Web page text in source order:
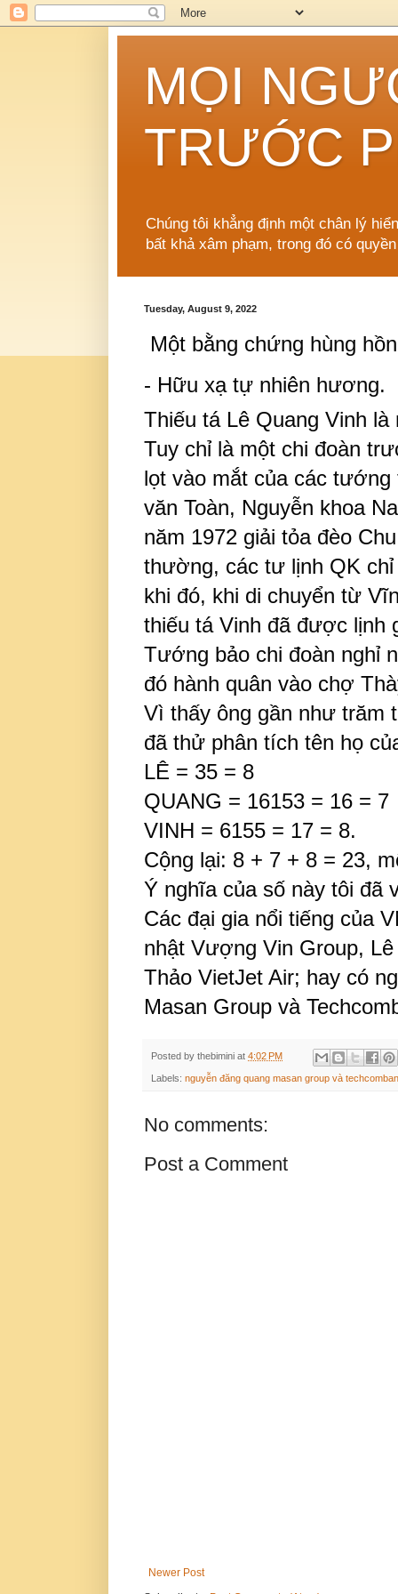
MỌI
TRƯỚC
Chúng tôi khẳng định một chân lý
bất khả xâm phạm, trong đó có
Tuesday, August 9, 2022
Một bằng chứng hùng
- Hữu xạ tự nhiên hương.
Thiếu tá Lê Quang Vinh
Tuy chỉ là một chi đoàn
lọt vào mắt của các
văn Toàn, Nguyễn khoa
năm 1972 giải tỏa đèo
thường, các tư lịnh QK
khi đó, khi di chuyển từ
thiếu tá Vinh đã được lịnh
Tướng bảo chi đoàn nghỉ
đó hành quân vào chợ
Vì thấy ông gần như trăm
đã thử phân tích tên họ
LÊ = 35 = 8
QUANG = 16153 = 16 = 7
VINH = 6155 = 17 = 8.
Cộng lại: 8 + 7 + 8 = 23,
Ý nghĩa của số này tôi đã
Các đại gia nổi tiếng của
nhật Vượng Vin Group,
Thảo VietJet Air; hay có
Masan Group và
Posted by thebimini at 4:02 PM
Labels: nguyễn đăng quang masan group và
No comments:
Post a Comment
Newer Post